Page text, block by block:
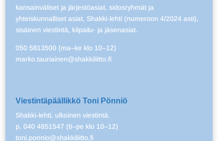
kansainväliset ja järjestöasiat, sidosryhmät ja
yhteiskunnalliset asiat, Shakki-lehti (numeroon 4/2024 asti),
sisäinen viestintä, kilpailu- ja jäsenasiat.
050 5813500 (ma–ke klo 10–12)
marko.tauriainen@shakkiliitto.fi
Viestintäpäällikkö Toni Pönniö
Shakki-lehti, ulkoinen viestintä.
p. 040 4851547 (ti–pe klo 10–12)
toni.ponnio@shakkiliitto.fi